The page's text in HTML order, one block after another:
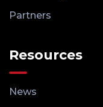
Partners
Resources
News